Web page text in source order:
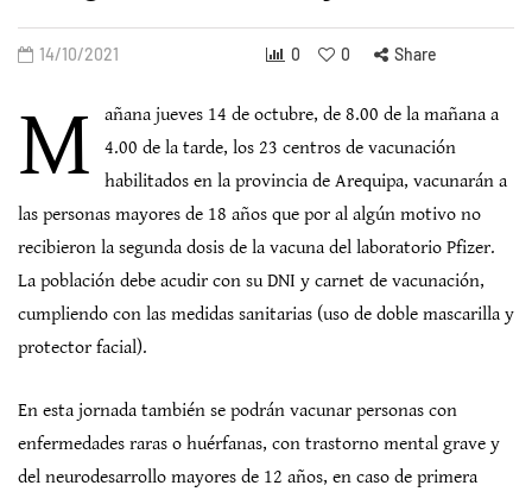
14/10/2021 0 0 Share
M
añana jueves 14 de octubre, de 8.00 de la mañana a
4.00 de la tarde, los 23 centros de vacunación
habilitados en la provincia de Arequipa, vacunarán a
las personas mayores de 18 años que por al algún motivo no
recibieron la segunda dosis de la vacuna del laboratorio Pfizer.
La población debe acudir con su DNI y carnet de vacunación,
cumpliendo con las medidas sanitarias (uso de doble mascarilla y
protector facial).
En esta jornada también se podrán vacunar personas con
enfermedades raras o huérfanas, con trastorno mental grave y
del neurodesarrollo mayores de 12 años, en caso de primera